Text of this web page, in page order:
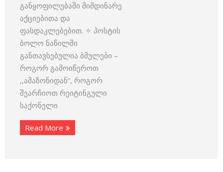
განყოფილებაში მიმდინარე
აქციებითა და
ფასდაკლებებით. ✧ პოსტის
ბოლო ნაწილში
განთავსებულია ბმულები –
როგორ გამოიწეროთ
,,ამაზონიდან”, როგორ
შეარჩიოთ რეიტინგული
საქონელი
Read More